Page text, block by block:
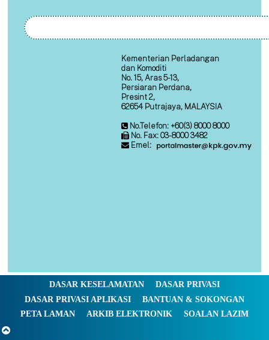
Kementerian Perladangan
dan Komoditi
No. 15, Aras 5-13,
Persiaran Perdana,
Presint 2,
62654 Putrajaya, MALAYSIA
No.Telefon: +60(3) 8000 8000
No. Fax: 03-8000 3482
Emel:
DASAR KESELAMATAN
DASAR PRIVASI
DASAR PRIVASI APLIKASI
BANTUAN & SOKONGAN
PETA LAMAN
ARKIB ELEKTRONIK SOALAN LAZIM